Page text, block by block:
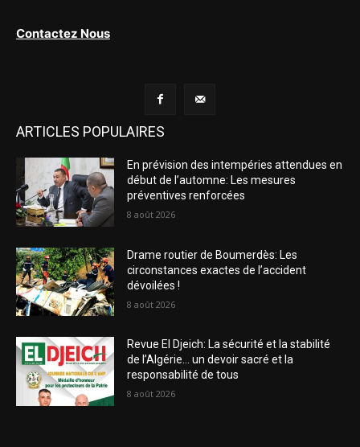
Contactez Nous
ARTICLES POPULAIRES
En prévision des intempéries attendues en
début de l’automne: Les mesures
préventives renforcées
8 août 2026
Drame routier de Boumerdès: Les
circonstances exactes de l’accident
dévoilées !
8 août 2026
Revue El Djeich: La sécurité et la stabilité
de l’Algérie… un devoir sacré et la
responsabilité de tous
8 août 2026